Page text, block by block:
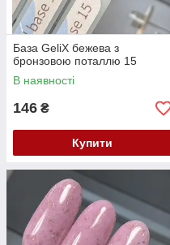
База GeliX бежева з
бронзовою поталлю 15
В наявності
146 ₴
Купити